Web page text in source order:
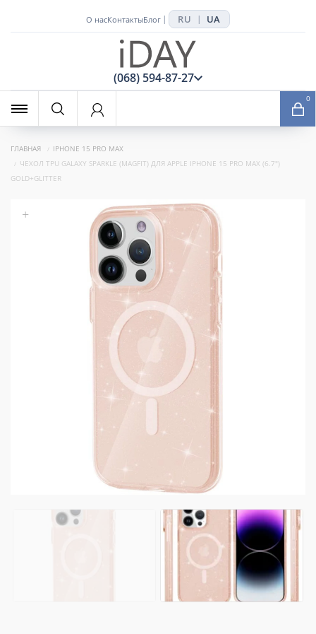
О насКонтактыБлог | RU | UA
(068) 594-87-27
0
ГЛАВНАЯ
IPHONE 15 PRO MAX
ЧЕХОЛ TPU GALAXY SPARKLE (MAGFIT) ДЛЯ APPLE IPHONE 15 PRO MAX (6.7")
GOLD+GLITTER
+